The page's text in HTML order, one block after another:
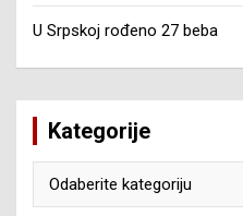
U Srpskoj rođeno 27 beba
Kategorije